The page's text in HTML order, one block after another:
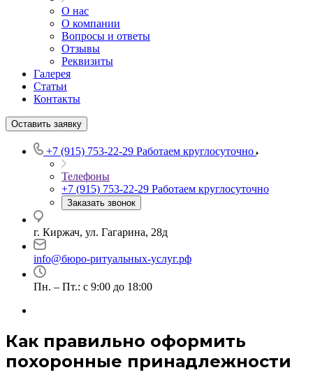
О нас
О компании
Вопросы и ответы
Отзывы
Реквизиты
Галерея
Статьи
Контакты
Оставить заявку
+7 (915) 753-22-29 Работаем круглосуточно
Телефоны
+7 (915) 753-22-29 Работаем круглосуточно
Заказать звонок
г. Киржач, ул. Гагарина, 28д
info@бюро-ритуальных-услуг.рф
Пн. – Пт.: с 9:00 до 18:00
Как правильно оформить
похоронные принадлежности